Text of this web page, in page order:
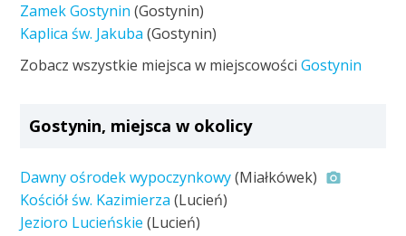
Zamek Gostynin (Gostynin)
Kaplica św. Jakuba (Gostynin)
Zobacz wszystkie miejsca w miejscowościGostynin
Gostynin, miejsca w okolicy
Dawny ośrodek wypoczynkowy(Miałkówek)
Kościół św. Kazimierza (Lucień)
Jezioro Lucieńskie (Lucień)